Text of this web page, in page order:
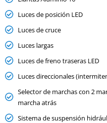
Luces de posición LED
Luces de cruce
Luces largas
Luces de freno traseras LED
Luces direccionales
Selector de marchas con 2
marcha atrás
Sistema de suspensión